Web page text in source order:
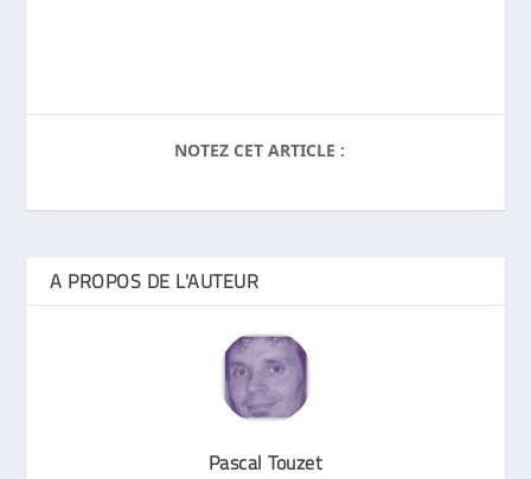
NOTEZ CET ARTICLE :
A PROPOS DE L'AUTEUR
Pascal Touzet